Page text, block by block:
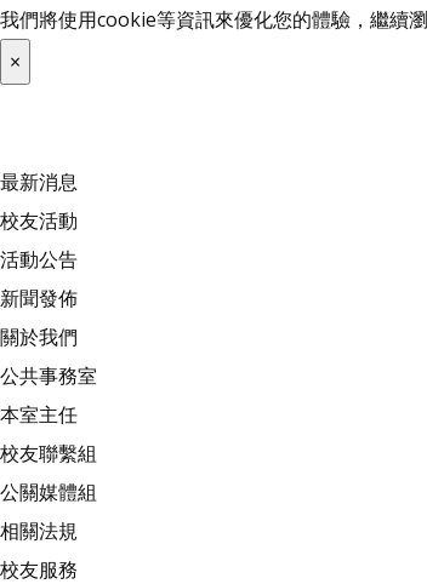
我們將使用cookie等資訊來優化您的體驗，繼續
×
最新消息
校友活動
活動公告
新聞發佈
關於我們
公共事務室
本室主任
校友聯繫組
公關媒體組
相關法規
校友服務